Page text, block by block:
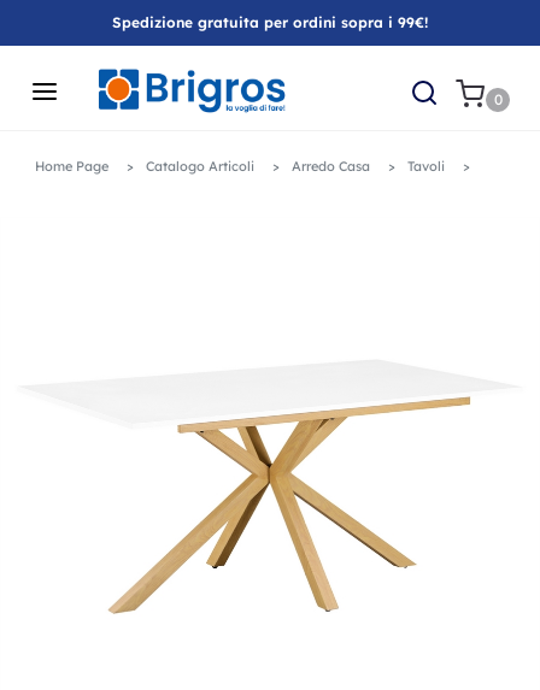
Spedizione gratuita per ordini sopra i 99€!
0
Home Page Catalogo Articoli Arredo Casa Tavoli